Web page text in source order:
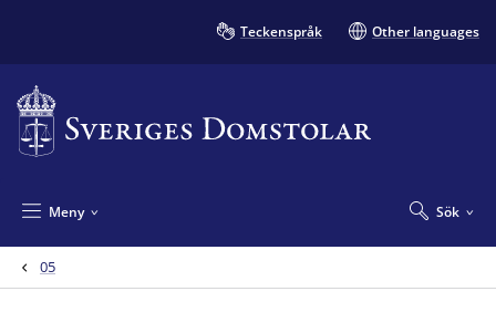
Teckenspråk Other languages
Sök
Meny
05